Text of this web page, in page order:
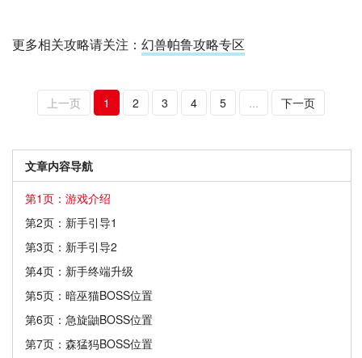
更多相关攻略请关注： 幻兽帕鲁攻略专区
上一页 1 2 3 4 5 ... 下一页
文章内容导航
第1页：游戏介绍
第2页：新手引导1
第3页：新手引导2
第4页：新手终端升级
第5页：暗巫猫BOSS位置
第6页：急旋鼬BOSS位置
第7页：森猛犸BOSS位置